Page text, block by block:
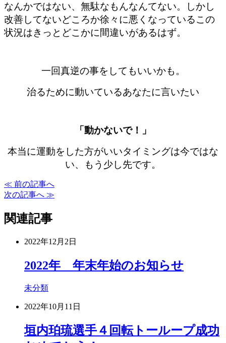
なんかではない、無駄なもんなんてない。しかし
改善してないどころか徐々に悪くなっているこの
状況はきっとどこかに間違いがあるはず。
一回真逆の事をしてもいいかも。
治るために動いているあなたに言いたい
「動かないで！」
本当に運動をした方がいいタイミングは今ではな
い、もう少し先です。
≪ 前の記事へ
次の記事へ ≫
関連記事
2022年12月2日
2022年 年末年始のお知らせ
未分類
2022年10月11日
垣内珀琉選手４回転トーループ成功